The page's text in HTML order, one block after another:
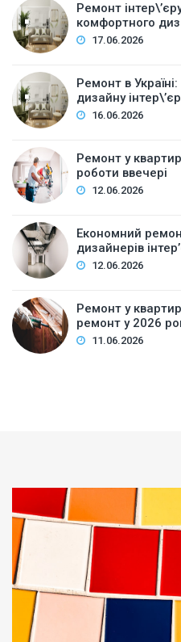
Ремонт
комфортного
17.06.2026
Ремонт в
дизайну
16.06.2026
Ремонт у
роботи ввечері
12.06.2026
Економний
дизайнерів
12.06.2026
Ремонт у
ремонт у 2026
11.06.2026